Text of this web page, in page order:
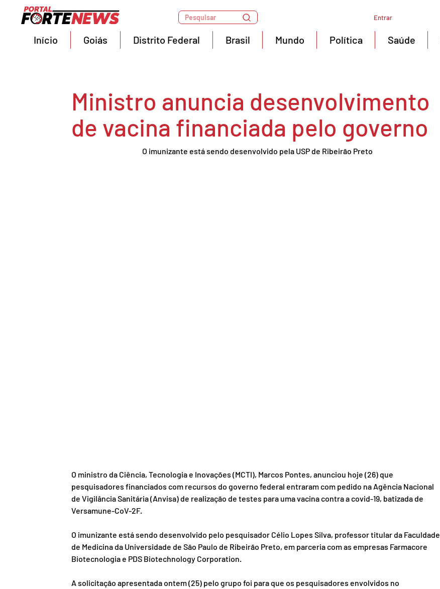
Pesquisar Entrar
Início
Goiás Distrito Federal Brasil Mundo Política Saúde
Ministro anuncia desenvolvimento
de vacina financiada pelo governo
O imunizante está sendo desenvolvido pela USP de Ribeirão Preto
O ministro da Ciência, Tecnologia e Inovações (MCTI), Marcos Pontes, anunciou hoje (26) que
pesquisadores financiados com recursos do governo federal entraram com pedido na Agência Nacional
de Vigilância Sanitária (Anvisa) de realização de testes para uma vacina contra a covid-19, batizada de
Versamune-CoV-2F.
O imunizante está sendo desenvolvido pelo pesquisador Célio Lopes Silva, professor titular da Faculdade
de Medicina da Universidade de São Paulo de Ribeirão Preto, em parceria com as empresas Farmacore
Biotecnologia e PDS Biotechnology Corporation.
A solicitação apresentada ontem (25) pelo grupo foi para que os pesquisadores envolvidos no